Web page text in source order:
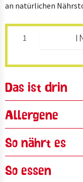
an natürlichen
Das ist drin
Allergene
So nährt es
So essen